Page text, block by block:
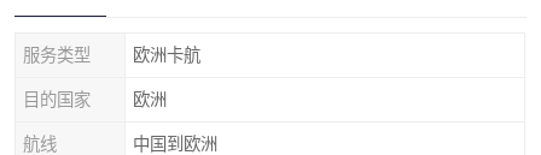
服务类型 欧洲卡航
目的国家 欧洲
航线 中国到欧洲